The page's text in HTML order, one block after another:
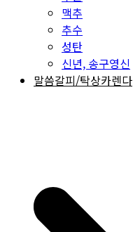
맥추
추수
성탄
신년, 송구영신
말씀갈피/탁상카렌다